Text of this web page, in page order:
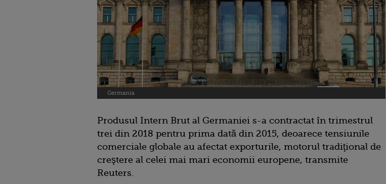
Germania
Produsul Intern Brut al Germaniei s-a contractat în trimestrul
trei din 2018 pentru prima dată din 2015, deoarece tensiunile
comerciale globale au afectat exporturile, motorul tradiţional de
creştere al celei mai mari economii europene, transmite
Reuters.